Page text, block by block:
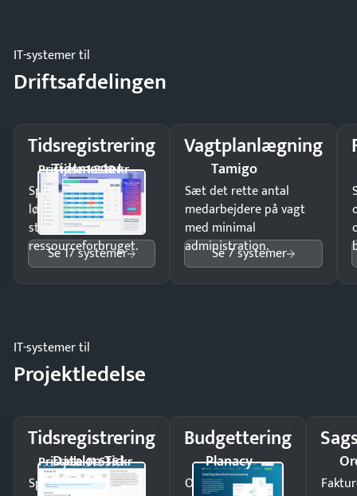
IT-systemer til
Driftsafdelingen
Tidsregistrering
Tidsmester
Pristjek: 1.200 kr
Spar tid på
lønberegning og få
styr på
ressourceforbruget.
Se 17 systemer
Vagtplanlægning
Tamigo
Sæt det rette antal
medarbejdere på vagt
med minimal
administration.
Se 7 systemer
IT-systemer til
Projektledelse
Tidsregistrering
Dataløn Tid
Pristjek: 11.535 kr
Spar tid på
Budgettering
Planacy
Opdag